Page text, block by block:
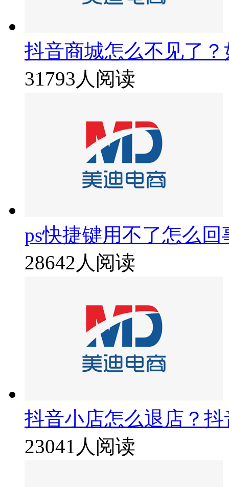
抖音商城怎么不见了
31793人阅读
ps快捷键用不了怎么
28642人阅读
抖音小店怎么退店？
23041人阅读